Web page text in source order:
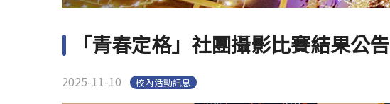
「青春定格」社團攝影比賽結果公告
2025-11-10 校內活動訊息